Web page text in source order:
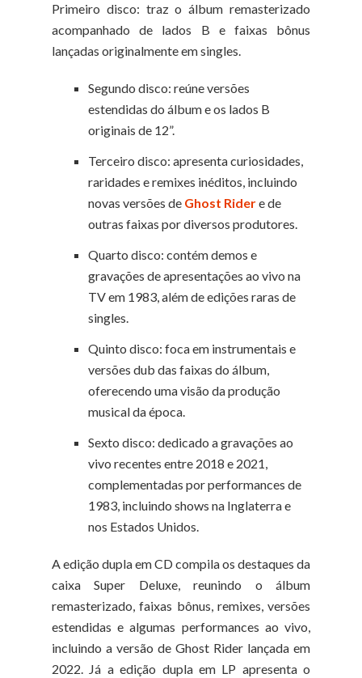
Primeiro disco: traz o álbum remasterizado
acompanhado de lados B e faixas bônus
lançadas originalmente em singles.
Segundo disco: reúne versões
estendidas do álbum e os lados B
originais de 12”.
Terceiro disco: apresenta curiosidades,
raridades e remixes inéditos, incluindo
novas versões de Ghost Ridere de
outras faixas por diversos produtores.
Quarto disco: contém demos e
gravações de apresentações ao vivo na
TV em 1983, além de edições raras de
singles.
Quinto disco: foca em instrumentais e
versões dub das faixas do álbum,
oferecendo uma visão da produção
musical da época.
Sexto disco: dedicado a gravações ao
vivo recentes entre 2018 e 2021,
complementadas por performances de
1983, incluindo shows na Inglaterra e
nos Estados Unidos.
A edição dupla em CD compila os destaques da
caixa Super Deluxe, reunindo o álbum
remasterizado, faixas bônus, remixes, versões
estendidas e algumas performances ao vivo,
incluindo a versão de Ghost Rider lançada em
2022. Já a edição dupla em LP apresenta o